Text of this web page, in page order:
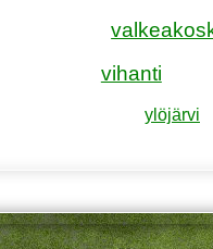
vihanti
ylöjärvi